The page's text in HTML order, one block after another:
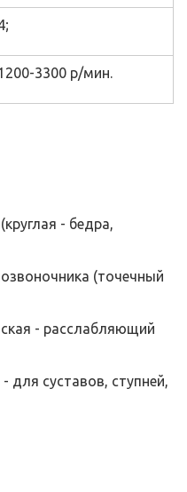
3300 р/мин.
- бедра,
(точечный
- расслабляющий
для суставов, ступней,